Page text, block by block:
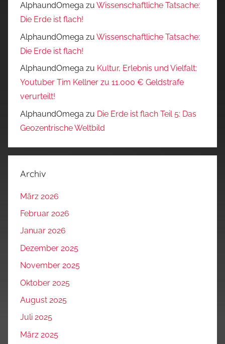
AlphaundOmega zu Wissenschaftliche Tatsache:
Die Erde ist flach!
AlphaundOmega zu Wissenschaftliche Tatsache:
Die Erde ist flach!
AlphaundOmega zu Kultur, Erlebnis und Vielfalt:
Youtuber Tim Kellner zu 11.000 € Geldstrafe
verurteilt!
AlphaundOmega zu Die Erde ist flach Teil 5: Das
Geozentrische Weltbild
Archiv
März 2026
Februar 2026
Januar 2026
Dezember 2025
November 2025
Oktober 2025
August 2025
Juli 2025
März 2025